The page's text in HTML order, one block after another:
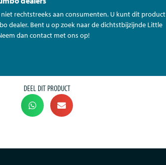
rechtstreeks aan consumenten. U kunt dit product
dealer. Bent u op zoek naar de dichtstbijzijnde Little
dan contact met ons op!
DEEL DIT PRODUCT